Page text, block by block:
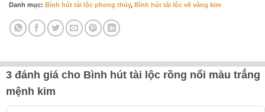
Danh mục: Bình hút tài lộc phong thủy, Bình hút tài lộc vẽ vàng kim
3 đánh giá cho Bình hút tài lộc rồng nổi màu trắng
mệnh kim